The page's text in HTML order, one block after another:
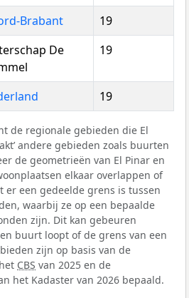
Brabant
19
De
19
19
de regionale gebieden die El
andere gebieden zoals buurten
de geometrieën van El Pinar en
elkaar overlappen of
er een gedeelde grens is tussen
waarbij ze op een bepaalde
zijn. Dit kan gebeuren
buurt loopt of de grens van een
zijn op basis van de
CBS van 2025 en de
het Kadaster van 2026 bepaald.